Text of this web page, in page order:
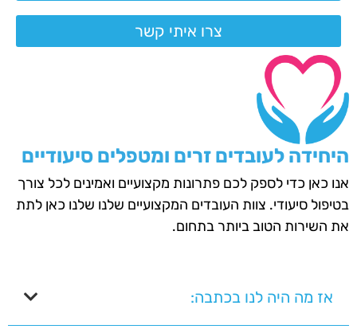
צרו איתי קשר
היחידה לעובדים זרים ומטפלים סיעודיים
אנו כאן כדי לספק לכם פתרונות מקצועיים ואמינים לכל צורך
בטיפול סיעודי. צוות העובדים המקצועיים שלנו שלנו כאן לתת
את השירות הטוב ביותר בתחום.
אז מה היה לנו בכתבה: